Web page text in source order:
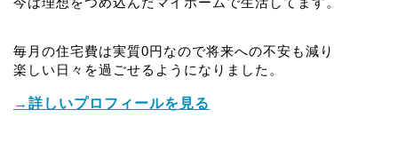
毎月の住宅費は実質0円なので将来への不安も減り
楽しい日々を過ごせるようになりました。
→詳しいプロフィールを見る